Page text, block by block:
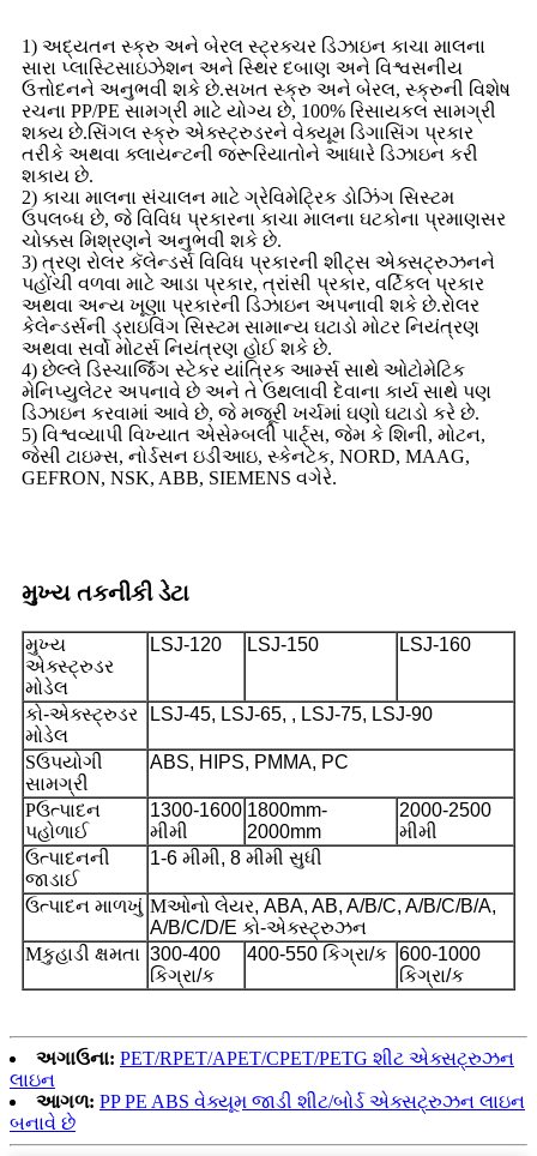
1) અદ્યતન સ્ક્રુ અને બેરલ સ્ટ્રક્ચર ડિઝાઇન કાચા માલના
સારા પ્લાસ્ટિસાઇઝેશન અને સ્થિર દબાણ અને વિશ્વસનીય
ઉત્તોદનને અનુભવી શકે છે.સખત સ્ક્રુ અને બેરલ, સ્ક્રુની વિશેષ
રચના PP/PE સામગ્રી માટે યોગ્ય છે, 100% રિસાયકલ સામગ્રી
શક્ય છે.સિંગલ સ્ક્રુ એક્સ્ટ્રુડરને વેક્યૂમ ડિગાસિંગ પ્રકાર
તરીકે અથવા ક્લાયન્ટની જરૂરિયાતોને આધારે ડિઝાઇન કરી
શકાય છે.
2) કાચા માલના સંચાલન માટે ગ્રેવિમેટ્રિક ડોઝિંગ સિસ્ટમ
ઉપલબ્ધ છે, જે વિવિધ પ્રકારના કાચા માલના ઘટકોના પ્રમાણસર
ચોક્કસ મિશ્રણને અનુભવી શકે છે.
3) ત્રણ રોલર કૅલેન્ડર્સ વિવિધ પ્રકારની શીટ્સ એક્સટ્રુઝનને
પહોંચી વળવા માટે આડા પ્રકાર, ત્રાંસી પ્રકાર, વર્ટિકલ પ્રકાર
અથવા અન્ય ખૂણા પ્રકારની ડિઝાઇન અપનાવી શકે છે.રોલર
કેલેન્ડર્સની ડ્રાઇવિંગ સિસ્ટમ સામાન્ય ઘટાડો મોટર નિયંત્રણ
અથવા સર્વો મોટર્સ નિયંત્રણ હોઈ શકે છે.
4) છેલ્લે ડિસ્ચાર્જિંગ સ્ટેકર યાંત્રિક આર્મ્સ સાથે ઓટોમેટિક
મેનિપ્યુલેટર અપનાવે છે અને તે ઉથલાવી દેવાના કાર્ય સાથે પણ
ડિઝાઇન કરવામાં આવે છે, જે મજૂરી ખર્ચમાં ઘણો ઘટાડો કરે છે.
5) વિશ્વવ્યાપી વિખ્યાત એસેમ્બલી પાર્ટ્સ, જેમ કે શિની, મોટન,
જેસી ટાઇમ્સ, નોર્ડસન ઇડીઆઇ, સ્કેનટેક, NORD, MAAG,
GEFRON, NSK, ABB, SIEMENS વગેરે.
મુખ્ય તકનીકી ડેટા
મુખ્ય
એક્સ્ટ્રુડર
મોડેલ
LSJ-120 LSJ-150 LSJ-160
કો-એક્સ્ટ્રુડર
મોડેલ
LSJ-45, LSJ-65, , LSJ-75, LSJ-90
Sઉપયોગી
સામગ્રી
ABS, HIPS, PMMA, PC
Pઉત્પાદન
પહોળાઈ
1300-1600
મીમી
1800mm-
2000mm
2000-2500
મીમી
ઉત્પાદનની
જાડાઈ
1-6 મીમી, 8 મીમી સુધી
ઉત્પાદન માળખું Mઓનો લેયર, ABA, AB, A/B/C, A/B/C/B/A,
A/B/C/D/E કો-એક્સ્ટ્રુઝન
Mકુહાડી ક્ષમતા 300-400
કિગ્રા/ક
400-550 કિગ્રા/ક 600-1000
કિગ્રા/ક
અગાઉના: PET/RPET/APET/CPET/PETG શીટ એક્સટ્રુઝન
લાઇન
આગળ: PP PE ABS વેક્યૂમ જાડી શીટ/બોર્ડ એક્સટ્રુઝન લાઇન
બનાવે છે